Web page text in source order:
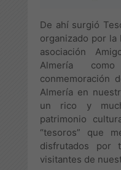
De ahí surgió
organizado por la
asociación
Almería
conmemoración
Almería en
un rico y
patrimonio
“tesoros” que
disfrutados por
visitantes de